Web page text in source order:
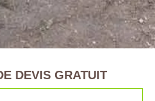
DEVIS GRATUIT